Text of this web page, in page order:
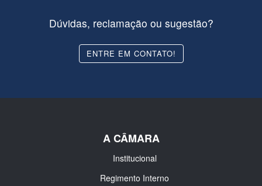
Dúvidas, reclamação ou sugestão?
ENTRE EM CONTATO!
A CÂMARA
Institucional
Regimento Interno